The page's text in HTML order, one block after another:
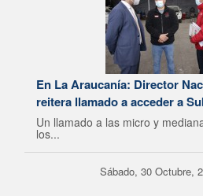
En La Araucanía: Director
reitera llamado a acceder a
Un llamado a las micro y
los...
Sábado, 30 Octubre,